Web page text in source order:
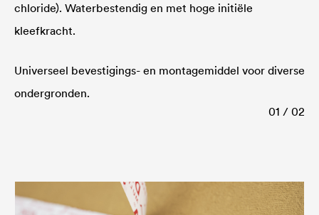
chloride). Waterbestendig en met hoge initiële
kleefkracht.
Universeel bevestigings- en montagemiddel voor diverse
ondergronden.
01 / 02